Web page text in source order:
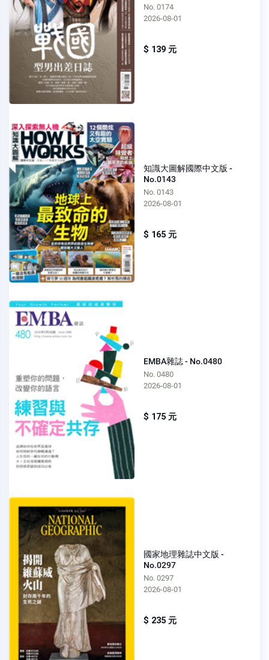
No. 0174
2026-08-01
$ 139 元
知識大圖解國際中文版 -
No.0143
No. 0143
2026-08-01
$ 165 元
EMBA雜誌 - No.0480
No. 0480
2026-08-01
$ 175 元
國家地理雜誌中文版 -
No.0297
No. 0297
2026-08-01
$ 235 元